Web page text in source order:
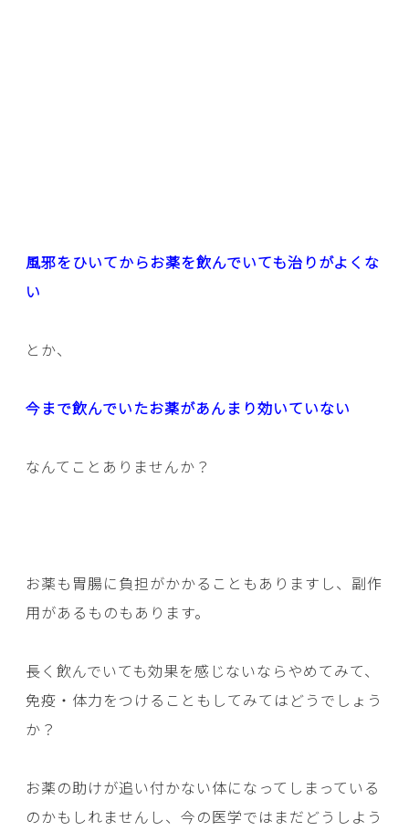
風邪をひいてからお薬を飲んでいても治りがよくな
い
とか、
今まで飲んでいたお薬があんまり効いていない
なんてことありませんか？
お薬も胃腸に負担がかかることもありますし、副作
用があるものもあります。
長く飲んでいても効果を感じないならやめてみて、
免疫・体力をつけることもしてみてはどうでしょう
か？
お薬の助けが追い付かない体になってしまっている
のかもしれませんし、今の医学ではまだどうしよう